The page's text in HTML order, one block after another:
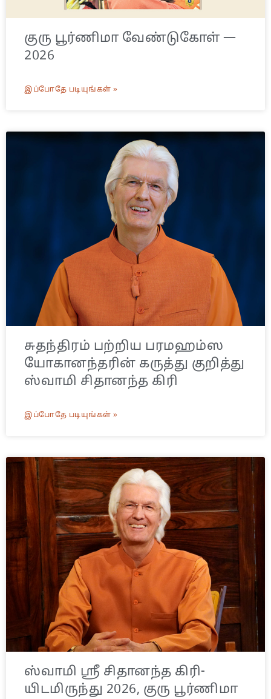
குரு பூர்ணிமா வேண்டுகோள் —
2026
இப்போதே படியுங்கள் »
சுதந்திரம் பற்றிய பரமஹம்ஸ
யோகானந்தரின் கருத்து குறித்து
ஸ்வாமி சிதானந்த கிரி
இப்போதே படியுங்கள் »
ஸ்வாமி ஸ்ரீ சிதானந்த கிரி-
யிடமிருந்து 2026, குரு பூர்ணிமா